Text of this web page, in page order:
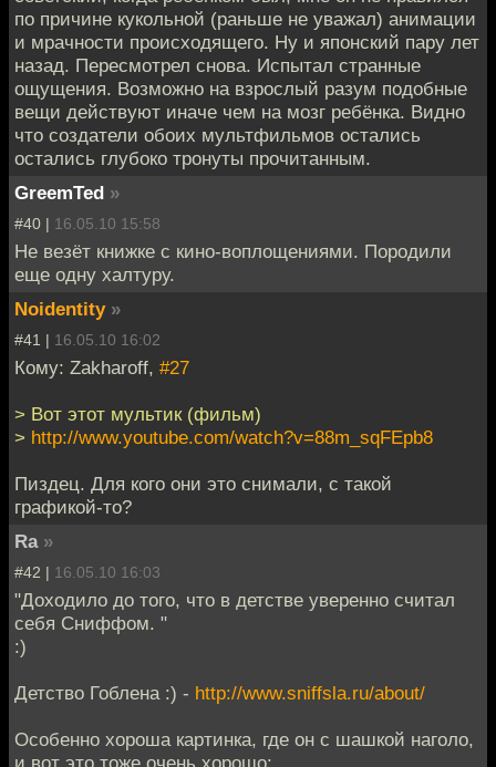
по причине кукольной (раньше не уважал) анимации
и мрачности происходящего. Ну и японский пару лет
назад. Пересмотрел снова. Испытал странные
ощущения. Возможно на взрослый разум подобные
вещи действуют иначе чем на мозг ребёнка. Видно
что создатели обоих мультфильмов остались
остались глубоко тронуты прочитанным.
GreemTed »
#40 | 16.05.10 15:58
Не везёт книжке с кино-воплощениями. Породили
еще одну халтуру.
Noidentity »
#41 | 16.05.10 16:02
Кому: Zakharoff, #27
> Вот этот мультик (фильм)
> http://www.youtube.com/watch?v=88m_sqFEpb8
Пиздец. Для кого они это снимали, с такой
графикой-то?
Ra »
#42 | 16.05.10 16:03
"Доходило до того, что в детстве уверенно считал
себя Сниффом. "
:)
Детство Гоблена :) - http://www.sniffsla.ru/about/
Особенно хороша картинка, где он с шашкой наголо,